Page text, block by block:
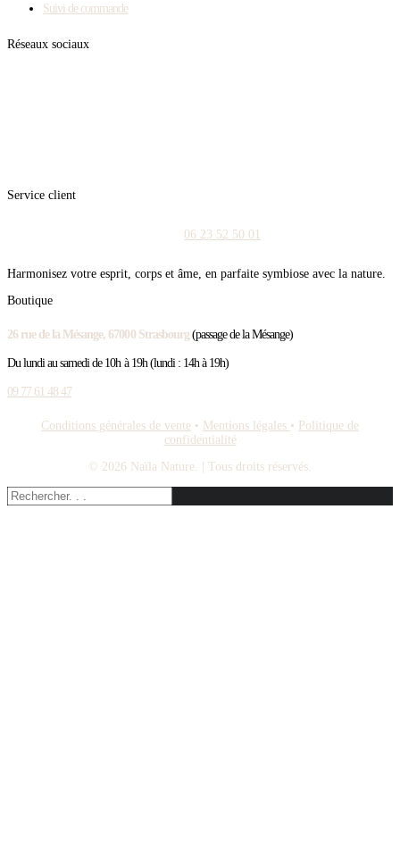
Suivi de commande
Réseaux sociaux
Service client
06 23 52 50 01
Harmonisez votre esprit, corps et âme, en parfaite symbiose avec la nature.
Boutique
26 rue de la Mésange, 67000 Strasbourg(passage de la Mésange)
Du lundi au samedi de 10h à 19h (lundi : 14h à 19h)
09 77 61 48 47
Conditions générales de vente • Mentions légales • Politique de
confidentialité
© 2026 Naïla Nature. | Tous droits réservés.